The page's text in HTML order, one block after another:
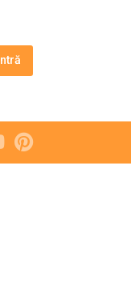
Intră